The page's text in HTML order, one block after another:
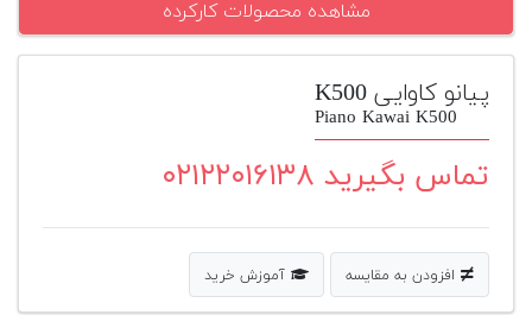
پیانو
دست
دوم
افزودن
مشاهده محصولات کارکرده
پیانو کاوایی K500
Piano Kawai K500
تماس بگیرید ۰۲۱۲۲۰۱۶۱۳۸
افزودن به مقایسه آموزش خرید